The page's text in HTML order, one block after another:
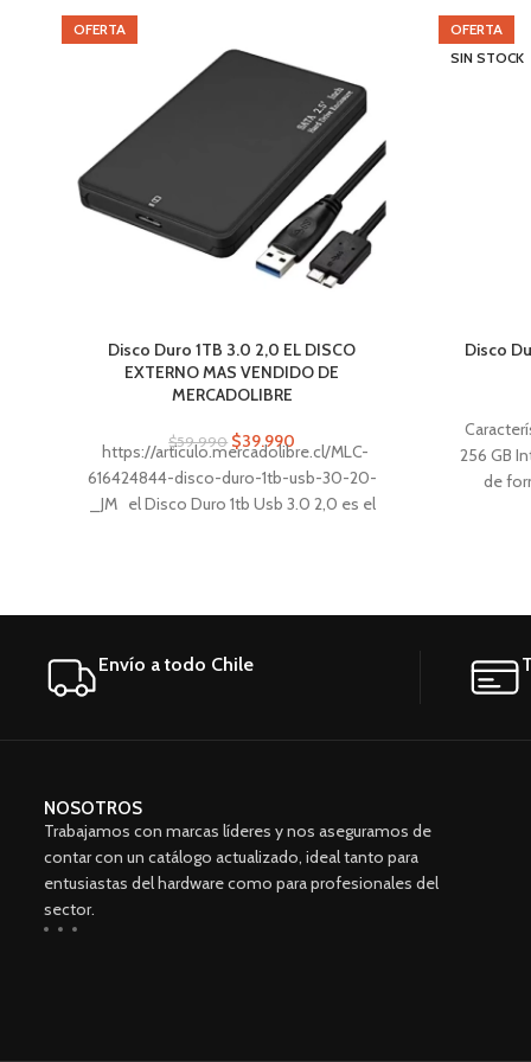
OFERTA
Disco Duro 1TB 3.0 2,0 EL DISCO
EXTERNO MAS VENDIDO DE
MERCADOLIBRE
$59.990 $39.990
https://articulo.mercadolibre.cl/MLC-
616424844-disco-duro-1tb-usb-30-20-
_JM el Disco Duro 1tb Usb 3.0 2,0 es el
de forma portátil de 2.5" te permite llevarlo
contigo a donde quieras, sin preocuparte
podrás transferir tus datos de manera
preocupes por la temperatura de
funcionamiento, ya que este disco duro
está diseñado para resistir en cualquier
entorno. ¡No esperes más y adquiere este
OFERTA
SIN STOCK
Disco
256 GB
de
Envío a todo Chile
NOSOTROS
Trabajamos con marcas líderes y nos aseguramos de
contar con un catálogo actualizado, ideal tanto para
entusiastas del hardware como para profesionales del
sector.